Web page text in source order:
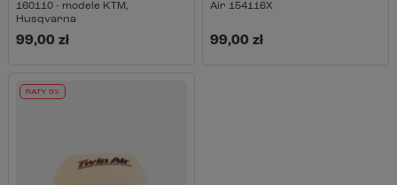
160110 - modele KTM,
Husqvarna
99,00 zł
Air 154116X
99,00 zł
RATY 0%